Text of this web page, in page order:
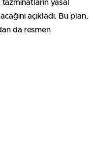
tazminatların yasal
açıkladı. Bu plan,
da resmen